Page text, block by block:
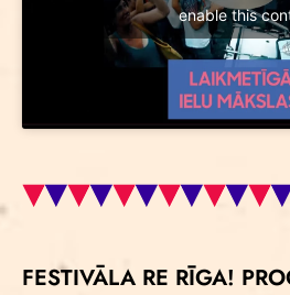
enable this
FESTIVĀLA RE RĪGA!